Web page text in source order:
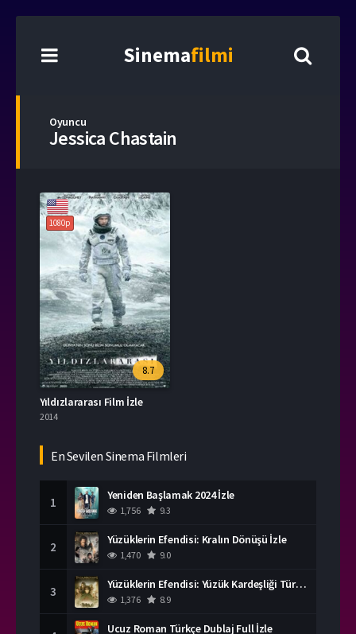
Sinemafilmi
Oyuncu
Jessica Chastain
1080p
8.7
Yıldızlararası Film İzle
2014
En Sevilen Sinema Filmleri
1 Yeniden Başlamak 2024 İzle
1,756 9.3
2 Yüzüklerin Efendisi: Kralın Dönüşü İzle
1,470 9.0
3 Yüzüklerin Efendisi: Yüzük Kardeşliği Türkçe Dublaj İzle
1,376 8.9
Ucuz Roman Türkçe Dublaj Full İzle